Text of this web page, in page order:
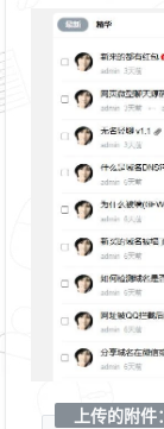
上传的附件：